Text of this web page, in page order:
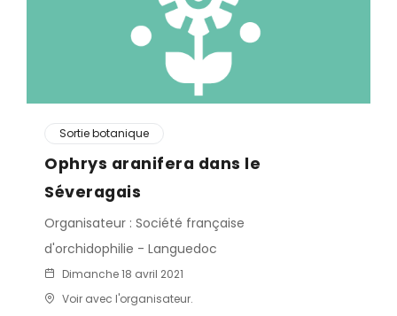
Sortie botanique
Ophrys aranifera dans le
Séveragais
Organisateur : Société française
d'orchidophilie - Languedoc
Dimanche 18 avril 2021
Voir avec l'organisateur.